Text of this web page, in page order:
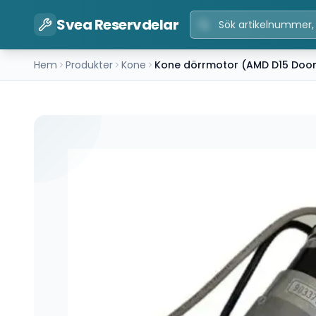
Svea Reservdelar
Hem Produkter Kone Kone dörrmotor (AMD D15